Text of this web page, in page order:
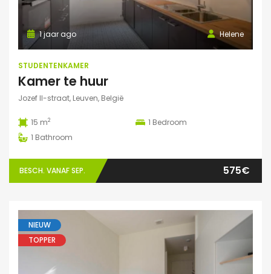
Helene
1 jaar ago
STUDENTENKAMER
Kamer te huur
Jozef II-straat, Leuven, België
15 m2 1 Bedroom
1 Bathroom
BESCH. VANAF SEP. 575€
NIEUW
TOPPER